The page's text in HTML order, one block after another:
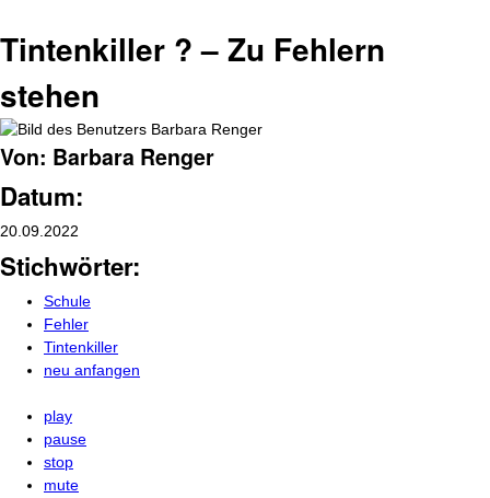
Tintenkiller ? – Zu Fehlern
stehen
Von: Barbara Renger
Datum:
20.09.2022
Stichwörter:
Schule
Fehler
Tintenkiller
neu anfangen
play
pause
stop
mute